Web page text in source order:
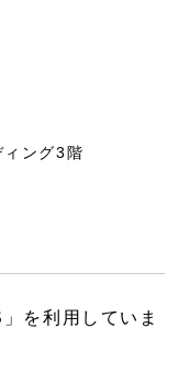
ング3階
を利用していま